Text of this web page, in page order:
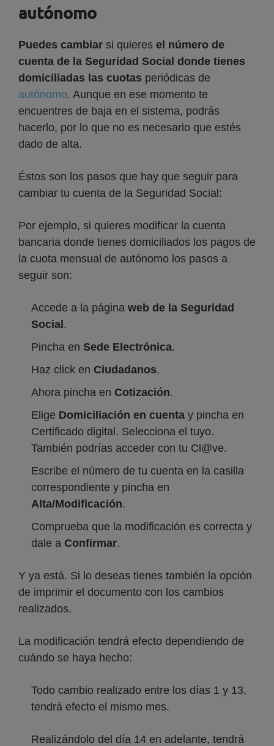
autónomo
Puedes cambiar si quieres el número de
cuenta de la Seguridad Social donde tienes
domiciliadas las cuotas periódicas de
autónomo. Aunque en ese momento te
encuentres de baja en el sistema, podrás
hacerlo, por lo que no es necesario que estés
dado de alta.
Éstos son los pasos que hay que seguir para
cambiar tu cuenta de la Seguridad Social:
Por ejemplo, si quieres modificar la cuenta
bancaria donde tienes domiciliados los pagos de
la cuota mensual de autónomo los pasos a
seguir son:
Accede a la página web de la Seguridad
Social .
Pincha en Sede Electrónica.
Haz click en Ciudadanos.
Ahora pincha en Cotización.
Elige Domiciliación en cuenta y pincha en
Certificado digital. Selecciona el tuyo.
También podrías acceder con tu Cl@ve.
Escribe el número de tu cuenta en la casilla
correspondiente y pincha en
Alta/Modificación.
Comprueba que la modificación es correcta y
dale a Confirmar.
Y ya está. Si lo deseas tienes también la opción
de imprimir el documento con los cambios
realizados.
La modificación tendrá efecto dependiendo de
cuándo se haya hecho:
Todo cambio realizado entre los días 1 y 13,
tendrá efecto el mismo mes.
Realizándolo del día 14 en adelante, tendrá